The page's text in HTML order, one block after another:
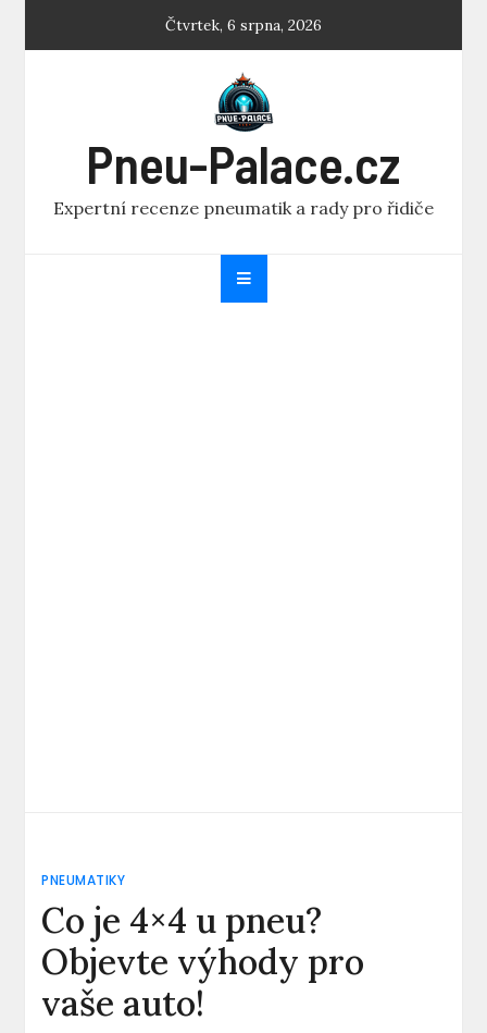
Čtvrtek, 6 srpna, 2026
Pneu-Palace.cz
Expertní recenze pneumatik a rady pro řidiče
PNEUMATIKY
Co je 4×4 u pneu?
Objevte výhody pro
vaše auto!